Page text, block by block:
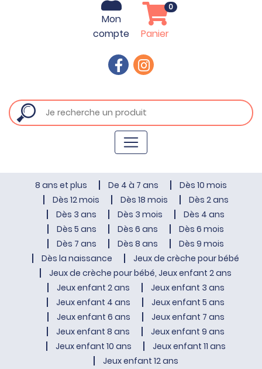
Mon
compte
Panier
0
8 ans et plus De 4 à 7 ans
Dès 10 mois
Dès 12 mois
Dès 18 mois
Dès 2 ans
Dès 3 ans
Dès 3 mois
Dès 4 ans
Dès 5 ans
Dès 6 ans
Dès 6 mois
Dès 7 ans
Dès 8 ans
Dès 9 mois
Dès la naissance
Jeux de crèche pour bébé
Jeux de crèche pour bébé, Jeux enfant 2 ans
Jeux enfant 2 ans
Jeux enfant 3 ans
Jeux enfant 4 ans
Jeux enfant 5 ans
Jeux enfant 6 ans
Jeux enfant 7 ans
Jeux enfant 8 ans
Jeux enfant 9 ans
Jeux enfant 10 ans
Jeux enfant 11 ans
Jeux enfant 12 ans